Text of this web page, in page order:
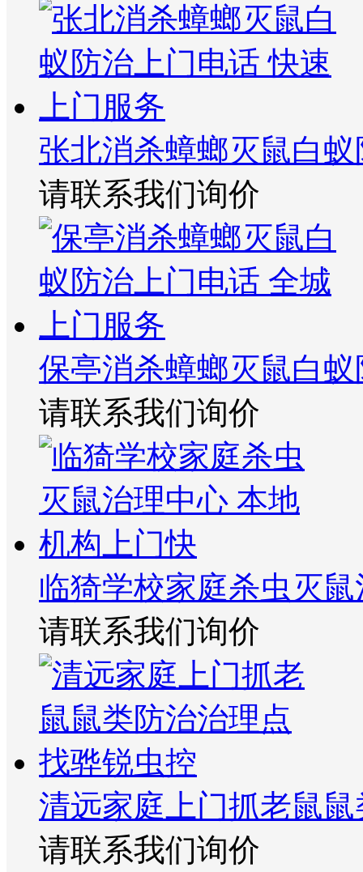
张北消杀蟑螂灭鼠白
请联系我们询价
保亭消杀蟑螂灭鼠白
请联系我们询价
临猗学校家庭杀虫灭
请联系我们询价
清远家庭上门抓老鼠
请联系我们询价